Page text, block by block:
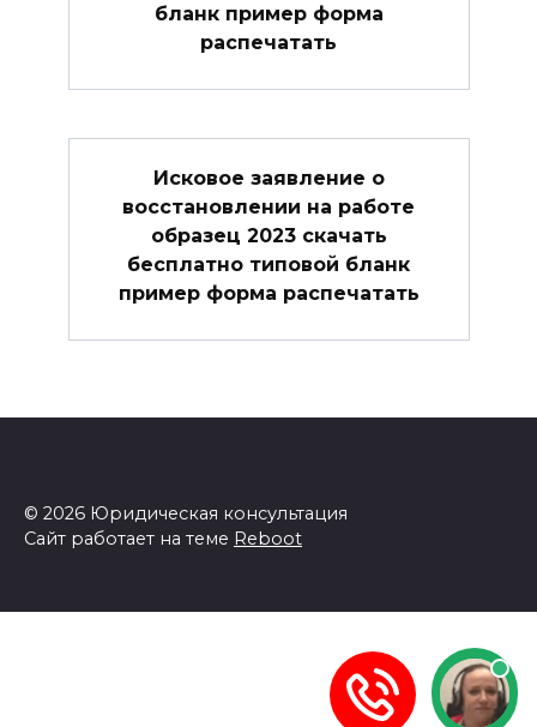
бланк пример форма
распечатать
Исковое заявление о
восстановлении на работе
образец 2023 скачать
бесплатно типовой бланк
пример форма распечатать
© 2026 Юридическая консультация
Сайт работает на теме Reboot